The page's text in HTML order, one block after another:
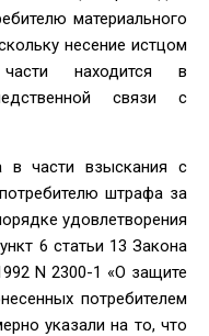
материального
несение истцом
находится в
связи с
в части взыскания с
штрафа за
удовлетворения
6 статьи 13 Закона
N 2300-1 «О защите
потребителем
указали на то, что